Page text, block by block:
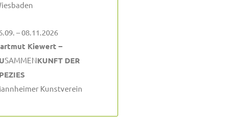
– 08.11.2026
Kiewert –
SAMMENKUNFT DER
Kunstverein